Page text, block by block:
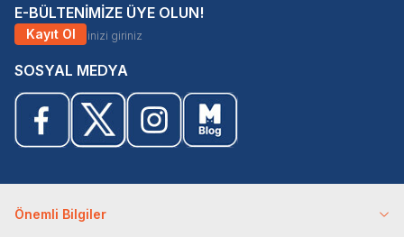
E-BÜLTENİMİZE ÜYE OLUN!
Kayıt Ol
SOSYAL MEDYA
Önemli Bilgiler